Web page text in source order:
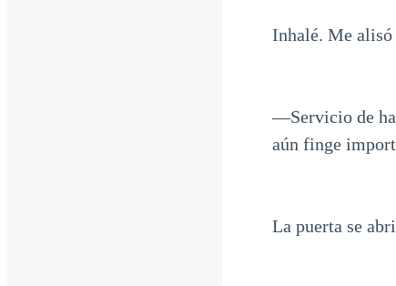
Inhalé. Me
—Servicio de
aún finge
La puerta se